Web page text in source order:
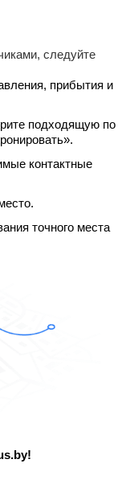
следуйте
прибытия и
подходящую по
контактные
точного места